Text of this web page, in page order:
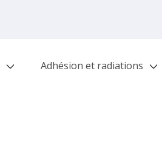
Adhésion et radiations